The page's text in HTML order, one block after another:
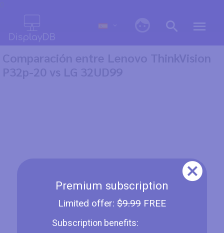
Premium subscription
Limited offer: $9.99FREE
Subscription benefits:
Comparación entre Lenovo ThinkVision
P32p-20 vs LG 32UD99